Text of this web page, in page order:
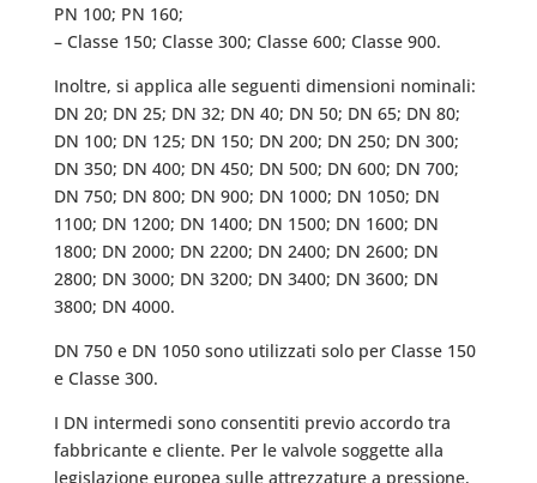
PN 100; PN 160;
– Classe 150; Classe 300; Classe 600; Classe 900.
Inoltre, si applica alle seguenti dimensioni nominali:
DN 20; DN 25; DN 32; DN 40; DN 50; DN 65; DN 80;
DN 100; DN 125; DN 150; DN 200; DN 250; DN 300;
DN 350; DN 400; DN 450; DN 500; DN 600; DN 700;
DN 750; DN 800; DN 900; DN 1000; DN 1050; DN
1100; DN 1200; DN 1400; DN 1500; DN 1600; DN
1800; DN 2000; DN 2200; DN 2400; DN 2600; DN
2800; DN 3000; DN 3200; DN 3400; DN 3600; DN
3800; DN 4000.
DN 750 e DN 1050 sono utilizzati solo per Classe 150
e Classe 300.
I DN intermedi sono consentiti previo accordo tra
fabbricante e cliente. Per le valvole soggette alla
legislazione europea sulle attrezzature a pressione,